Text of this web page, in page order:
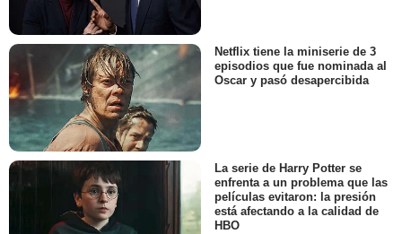
Netflix tiene la miniserie de 3
episodios que fue nominada al
Oscar y pasó desapercibida
La serie de Harry Potter se
enfrenta a un problema que las
películas evitaron: la presión
está afectando a la calidad de
HBO